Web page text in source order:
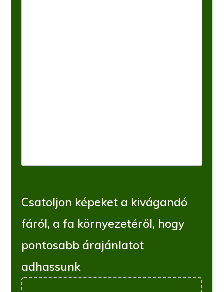
Csatoljon képeket a kivágandó
fáról, a fa környezetéről, hogy
pontosabb árajánlatot
adhassunk